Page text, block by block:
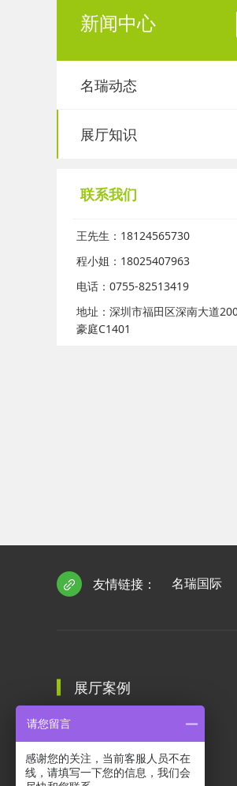
新闻中心
名瑞动态
展厅知识
联系我们
王先生：18124565730
程小姐：18025407963
电话：0755-82513419
地址：深圳市福田区深南大道
豪庭C1401
友情链接： 名瑞国际
展厅案例
企业馆
规划馆
请您留言
感谢您的关注，当前客服人员不在
线，请填写一下您的信息，我们会